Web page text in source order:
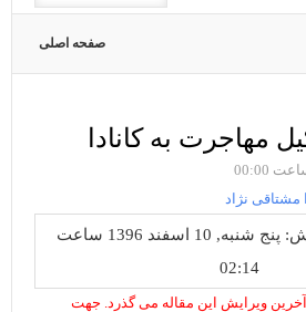
صفحه اصلی
مهاجرت به کانادا
مشتاقی نژاد
تاریخ آخرین ویرایش: پنج شنبه, 10 اسفند 1396 ساعت
02:14
تاریخ آخرین ویرایش این مقاله می گذرد. جهت